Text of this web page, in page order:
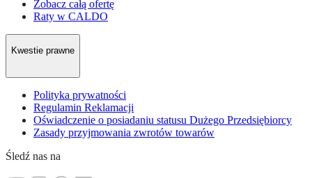
Zobacz całą ofertę
Raty w CALDO
Kwestie prawne
Polityka prywatności
Regulamin Reklamacji
Oświadczenie o posiadaniu statusu Dużego Przedsiębiorcy
Zasady przyjmowania zwrotów towarów
Śledź nas na